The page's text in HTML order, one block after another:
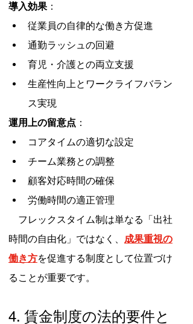
導入効果：
従業員の自律的な働き方促進
通勤ラッシュの回避
育児・介護との両立支援
生産性向上とワークライフバラン
ス実現
運用上の留意点 ：
コアタイムの適切な設定
チーム業務との調整
顧客対応時間の確保
労働時間の適正管理
フレックスタイム制は単なる「出社
時間の自由化」ではなく、 成果重視の
働き方を促進する制度として位置づけ
ることが重要です。
4. 賃金制度の法的要件と